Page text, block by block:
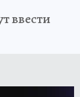
ввести